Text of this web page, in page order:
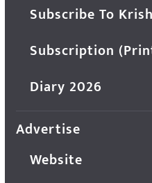
Subscribe To
Subscription
Diary 2026
Advertise
Website